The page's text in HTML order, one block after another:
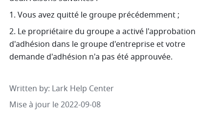
1. Vous avez quitté le groupe précédemment ;
2. Le propriétaire du groupe a activé l'approbation
d'adhésion dans le groupe d'entreprise et votre
demande d'adhésion n'a pas été approuvée.
Written by: Lark Help Center
Mise à jour le 2022-09-08